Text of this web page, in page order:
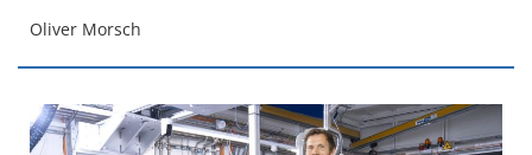
Oliver Morsch